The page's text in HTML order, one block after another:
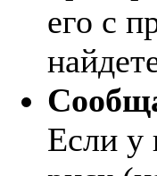
его с
Если у